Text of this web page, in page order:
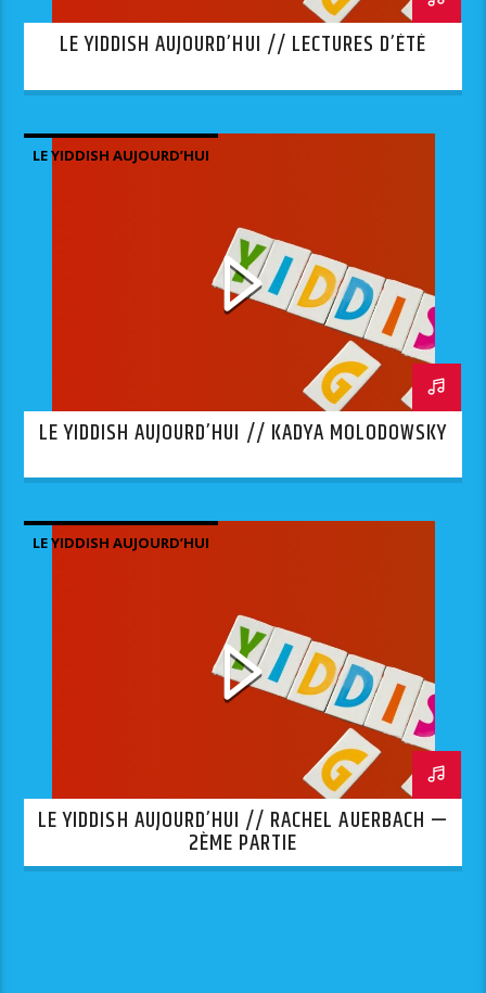
LE YIDDISH AUJOURD’HUI // LECTURES D’ÉTÉ
LE YIDDISH AUJOURD’HUI
LE YIDDISH AUJOURD’HUI // KADYA MOLODOWSKY
LE YIDDISH AUJOURD’HUI
LE YIDDISH AUJOURD’HUI // RACHEL AUERBACH —
2ÈME PARTIE